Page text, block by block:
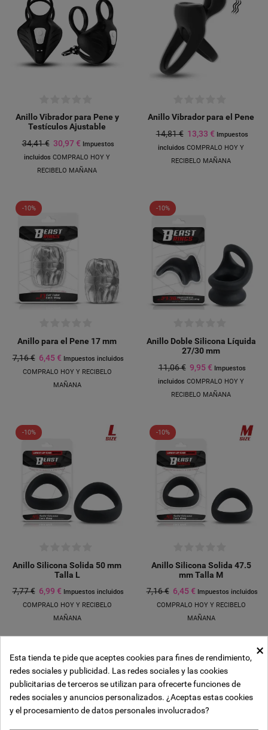
Anillo Vibrador para Pene y
Testículos Ajustable
34,41 € 30,97 € Impuestos
incluidos COMPRALO HOY Y
RECIBELO MAÑANA
Anillo Vibrador para el Pene
14,81 € 13,33 € Impuestos
incluidos COMPRALO HOY Y
RECIBELO MAÑANA
-10%
Anillo para el Pene 17 mm
7,16 € 6,45 € Impuestos incluidos
COMPRALO HOY Y RECIBELO
MAÑANA
-10%
Anillo Doble Silicona Líquida
27/30 mm
11,06 € 9,95 € Impuestos
incluidos COMPRALO HOY Y
RECIBELO MAÑANA
-10%
Anillo Silicona Solida 50 mm
Talla L
7,77 € 6,99 € Impuestos incluidos
COMPRALO HOY Y RECIBELO
MAÑANA
-10%
Anillo Silicona Solida 47.5
mm Talla M
7,16 € 6,45 € Impuestos incluidos
COMPRALO HOY Y RECIBELO
MAÑANA
-10% -10%
Añadir a la lista de deseos
((modalTitle))
((confirmMessage))
Crear lista de deseos
Nombre de la lista de deseos
Iniciar sesión
Debe iniciar sesión para guardar productos en su lista de deseos.
×
Esta tienda te pide que aceptes cookies para fines de rendimiento,
redes sociales y publicidad. Las redes sociales y las cookies
publicitarias de terceros se utilizan para ofrecerte funciones de
redes sociales y anuncios personalizados. ¿Aceptas estas cookies
y el procesamiento de datos personales involucrados?